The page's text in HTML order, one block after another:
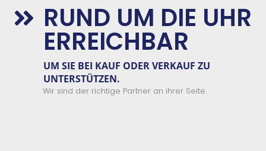
 RUND UM DIE UHR
ERREICHBAR
UM SIE BEI KAUF ODER VERKAUF ZU
UNTERSTÜTZEN.
Wir sind der richtige Partner an ihrer Seite.